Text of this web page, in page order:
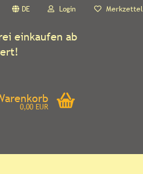
DE Login Merkzettel
einkaufen ab
0,00 EUR